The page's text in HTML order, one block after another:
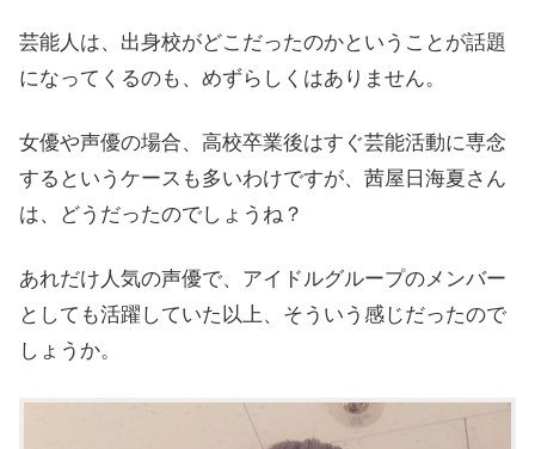
芸能人は、出身校がどこだったのかということが話題
になってくるのも、めずらしくはありません。
女優や声優の場合、高校卒業後はすぐ芸能活動に専念
するというケースも多いわけですが、茜屋日海夏さん
は、どうだったのでしょうね？
あれだけ人気の声優で、アイドルグループのメンバー
としても活躍していた以上、そういう感じだったので
しょうか。